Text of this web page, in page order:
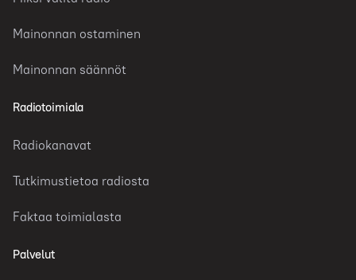
Mainonnan ostaminen
Mainonnan säännöt
Radiotoimiala
Radiokanavat
Tutkimustietoa radiosta
Faktaa toimialasta
Palvelut